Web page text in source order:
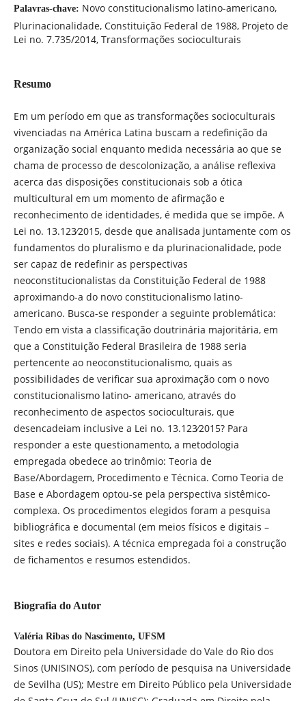
Palavras-chave: Novo constitucionalismo latino-americano,
Plurinacionalidade, Constituição Federal de 1988, Projeto de
Lei no. 7.735/2014, Transformações socioculturais
Resumo
Em um período em que as transformações socioculturais
vivenciadas na América Latina buscam a redefinição da
organização social enquanto medida necessária ao que se
chama de processo de descolonização, a análise reflexiva
acerca das disposições constitucionais sob a ótica
multicultural em um momento de afirmação e
reconhecimento de identidades, é medida que se impõe. A
Lei no. 13.123∕2015, desde que analisada juntamente com os
fundamentos do pluralismo e da plurinacionalidade, pode
ser capaz de redefinir as perspectivas
neoconstitucionalistas da Constituição Federal de 1988
aproximando-a do novo constitucionalismo latino-
americano. Busca-se responder a seguinte problemática:
Tendo em vista a classificação doutrinária majoritária, em
que a Constituição Federal Brasileira de 1988 seria
pertencente ao neoconstitucionalismo, quais as
possibilidades de verificar sua aproximação com o novo
constitucionalismo latino- americano, através do
reconhecimento de aspectos socioculturais, que
desencadeiam inclusive a Lei no. 13.123∕2015? Para
responder a este questionamento, a metodologia
empregada obedece ao trinômio: Teoria de
Base/Abordagem, Procedimento e Técnica. Como Teoria de
Base e Abordagem optou-se pela perspectiva sistêmico-
complexa. Os procedimentos elegidos foram a pesquisa
bibliográfica e documental (em meios físicos e digitais –
sites e redes sociais). A técnica empregada foi a construção
de fichamentos e resumos estendidos.
Biografia do Autor
Valéria Ribas do Nascimento, UFSM
Doutora em Direito pela Universidade do Vale do Rio dos
Sinos (UNISINOS), com período de pesquisa na Universidade
de Sevilha (US); Mestre em Direito Público pela Universidade